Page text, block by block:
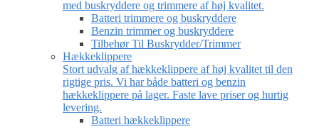
med buskryddere og trimmere af høj kvalitet.
Batteri trimmere og buskryddere
Benzin trimmer og buskryddere
Tilbehør Til Buskrydder/Trimmer
Hækkeklippere
Stort udvalg af hækkeklippere af høj kvalitet til den
rigtige pris. Vi har både batteri og benzin
hækkeklippere på lager. Faste lave priser og hurtig
levering.
Batteri hækkeklippere